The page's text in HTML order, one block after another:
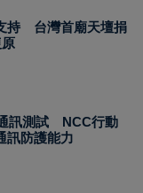
持 台灣首廟天壇捐
訊測試 NCC行動
訊防護能力